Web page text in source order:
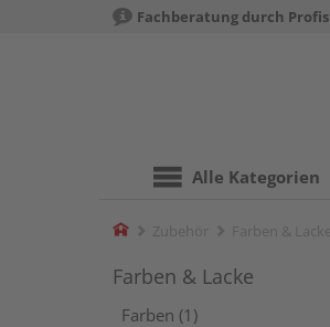
Fachberatung durch Profis
Alle Kategorien
Home
Farben & Lacke
Farben (1)